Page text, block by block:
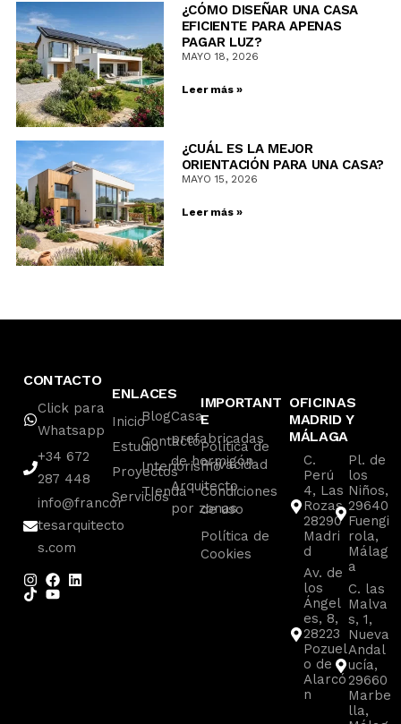
¿CÓMO DISEÑAR UNA CASA
EFICIENTE PARA APENAS
PAGAR LUZ?
MAYO 18, 2026
Leer más »
¿CUÁL ES LA MEJOR
ORIENTACIÓN PARA UNA CASA?
MAYO 15, 2026
Leer más »
CONTACTO
Click para
Whatsapp
+34 672
287 448
info@francor
tesarquitecto
s.com
ENLACES
Inicio
Estudio
Proyectos
Servicios
Blog
Contacto
Interiorismo
TIenda
Casa
prefabricadas
de hormigón
Arquitecto
por zonas
IMPORTANT
E
Política de
Privacidad
Condiciones
de uso
Política de
Cookies
OFICINAS
MADRID Y
MÁLAGA
C.
Perú
4, Las
Rozas
28290
Madri
d
Av. de
los
Ángel
es, 8,
28223
Pozuel
o de
Alarcó
n
Pl. de
los
Niños,
29640
Fuengi
rola,
Málag
a
C. las
Malva
s, 1,
Nueva
Andal
ucía,
29660
Marbe
lla,